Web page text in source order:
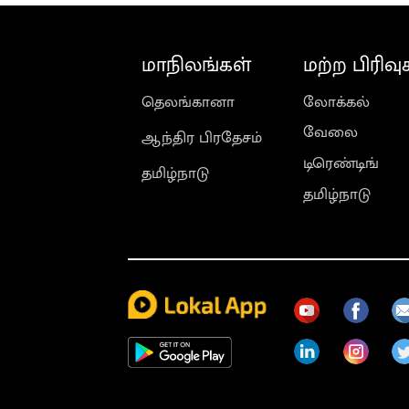
மாநிலங்கள்
தெலங்கானா
ஆந்திர பிரதேசம்
தமிழ்நாடு
மற்ற
லோக்கல்
வேலை
டிரெண்டிங்
தமிழ்நாடு